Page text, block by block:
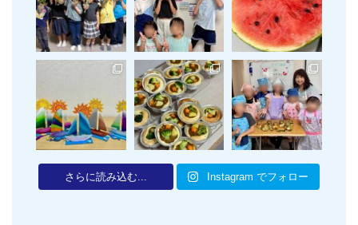
さらに読み込む... Instagram でフォロー